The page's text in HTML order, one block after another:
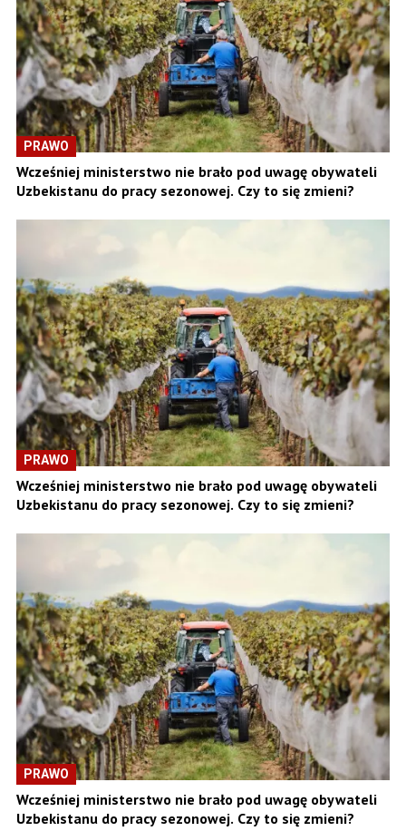
PRAWO
Wcześniej ministerstwo nie brało pod uwagę obywateli
Uzbekistanu do pracy sezonowej. Czy to się zmieni?
PRAWO
Wcześniej ministerstwo nie brało pod uwagę obywateli
Uzbekistanu do pracy sezonowej. Czy to się zmieni?
PRAWO
Wcześniej ministerstwo nie brało pod uwagę obywateli
Uzbekistanu do pracy sezonowej. Czy to się zmieni?